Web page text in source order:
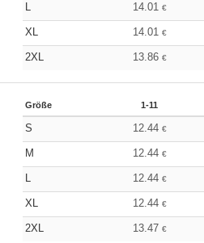
L 14.01 €
XL 14.01 €
2XL 13.86 €
Größe 1-11
S 12.44 €
M 12.44 €
L 12.44 €
XL 12.44 €
2XL 13.47 €